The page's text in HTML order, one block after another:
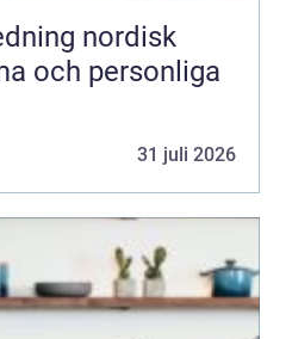
nordisk
och personliga
31 juli 2026